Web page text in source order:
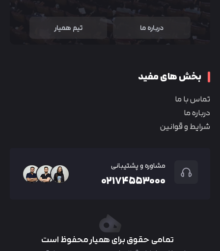
درباره ما تیم همیار
بخش های مفید
تماس با ما
درباره ما
شرایط و قوانین
مشاوره و پشتیبانی
۰۲۱۷۴۵۵۳۰۰۰
تمامی حقوق برای همیار محفوظ است